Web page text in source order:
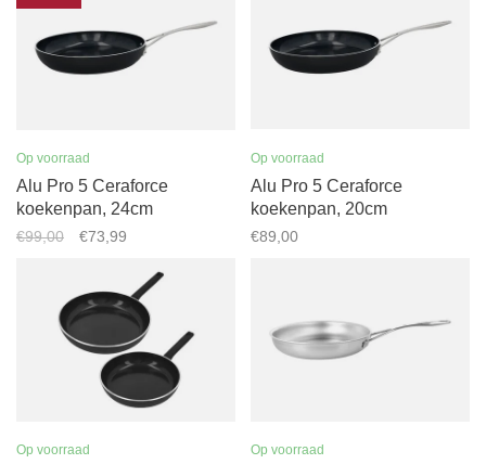
Op voorraad
Alu Pro 5 Ceraforce
koekenpan, 24cm
€99,00 €73,99
Op voorraad
Alu Pro 5 Ceraforce
koekenpan, 20cm
€89,00
Op voorraad Op voorraad